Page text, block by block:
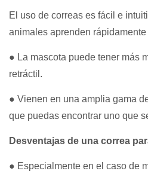
El uso de correas es fácil e
animales aprenden
● La mascota puede tener más
retráctil.
● Vienen en una amplia gama
que puedas encontrar uno que
Desventajas de una correa
● Especialmente en el caso de